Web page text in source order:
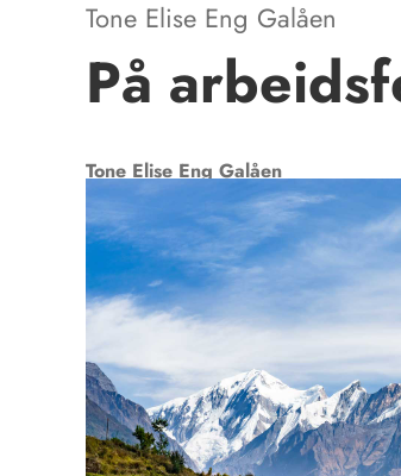
Tone Elise Eng Galåen
På
Tone Elise Eng Galåen